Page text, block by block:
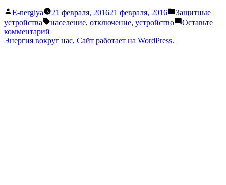
Написано
автором
E-nergiya 21 февраля, 201621 февраля, 2016
Написано
в
Защитные
устройства
Метки:
население, отключение, устройство
Оставьте
комментарий
Устройство
Энергия вокруг нас, Сайт работает на WordPress.